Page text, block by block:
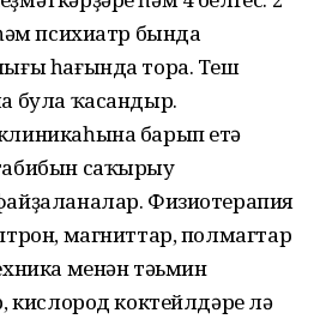
психиатр бында
һағында тора. Теш
була ҡасандыр.
барып етә
саҡырыу
Физиотерапия
магниттар, полмагтар
менән тәьмин
кислород коктейлдәре лә